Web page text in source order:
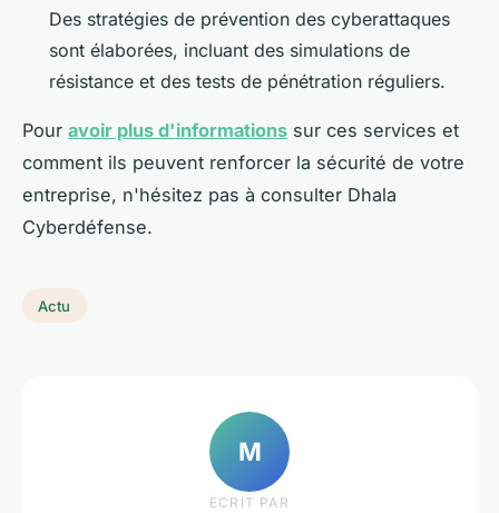
Des stratégies de prévention des cyberattaques
sont élaborées, incluant des simulations de
résistance et des tests de pénétration réguliers.
Pour avoir plus d'informations sur ces services et
comment ils peuvent renforcer la sécurité de votre
entreprise, n'hésitez pas à consulter Dhala
Cyberdéfense.
Actu
M
ECRIT PAR